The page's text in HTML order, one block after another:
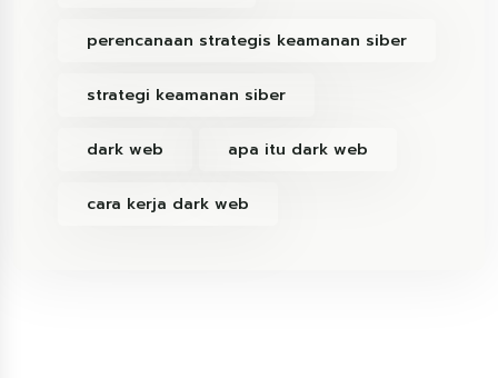
perencanaan strategis keamanan siber
strategi keamanan siber
dark web apa itu dark web
cara kerja dark web